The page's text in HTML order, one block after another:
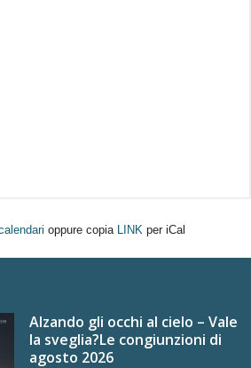
oppure copia LINK per iCal
Alzando gli occhi al cielo – Vale
la sveglia?Le congiunzioni di
agosto 2026